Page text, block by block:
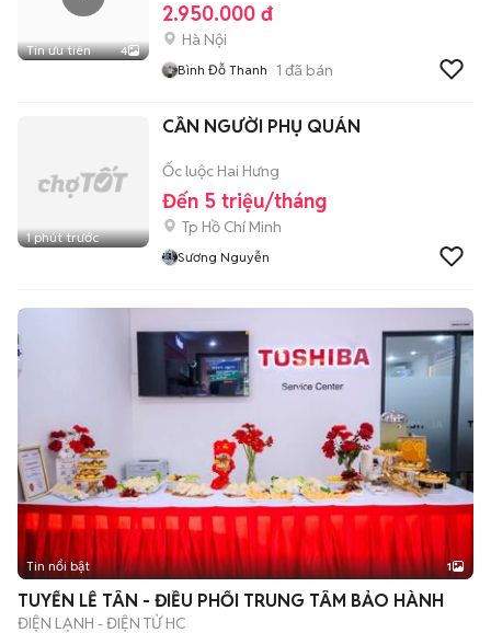
Tin ưu tiên 4
2.950.000 đ
Hà Nội
Bình Đỗ Thanh 1 đã bán
1 phút trước
CẦN NGƯỜI PHỤ QUÁN
Ốc luộc Hai Hưng
Đến 5 triệu/tháng
Tp Hồ Chí Minh
Sương Nguyễn
Tin nổi bật 1
TUYỂN LỄ TÂN - ĐIỀU PHỐI TRUNG TÂM BẢO HÀNH
ĐIỆN LẠNH - ĐIỆN TỬ HC